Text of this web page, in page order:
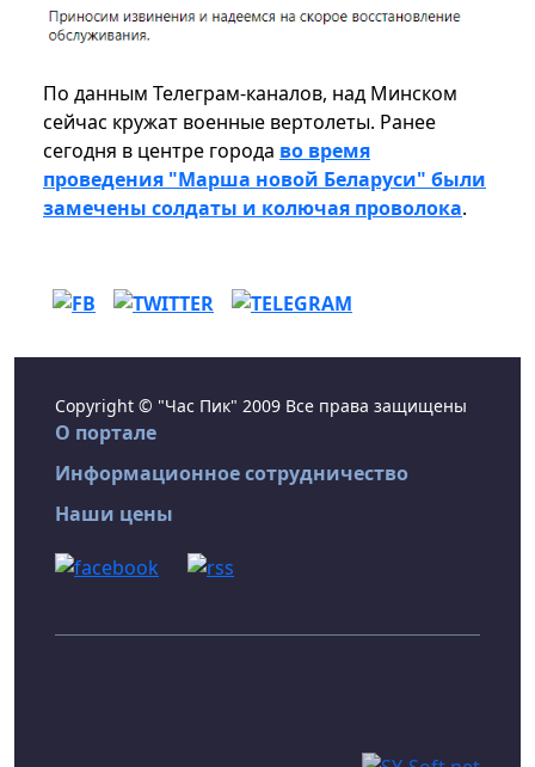
По данным Телеграм-каналов, над Минском
сейчас кружат военные вертолеты. Ранее
сегодня в центре города во время
проведения "Марша новой Беларуси" были
замечены солдаты и колючая проволока.
Copyright © "Час Пик" 2009 Все права защищены
О портале
Информационное сотрудничество
Наши цены